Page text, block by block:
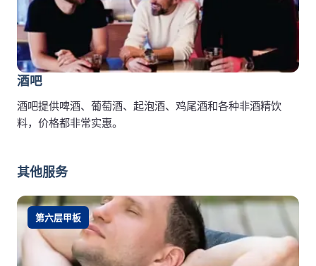
酒吧
酒吧提供啤酒、葡萄酒、起泡酒、鸡尾酒和各种非酒精饮
料，价格都非常实惠。
其他服务
第六层甲板